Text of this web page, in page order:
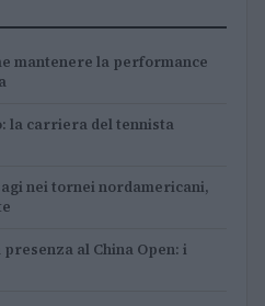
mantenere la performance
la carriera del tennista
nei tornei nordamericani,
al China Open: i